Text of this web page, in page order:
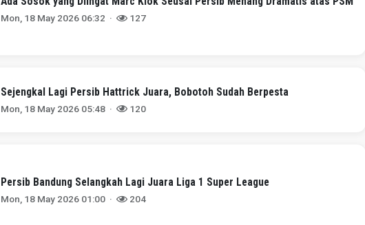
Mon, 18 May 2026 06:32 · 127
Sejengkal Lagi Persib Hattrick Juara, Bobotoh Sudah Berpesta
Mon, 18 May 2026 05:48 · 120
Persib Bandung Selangkah Lagi Juara Liga 1 Super League
Mon, 18 May 2026 01:00 · 204